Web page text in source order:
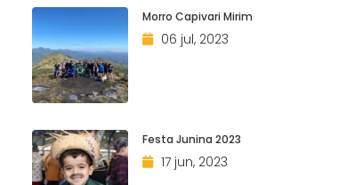
Morro Capivari Mirim
06 jul, 2023
Festa Junina 2023
17 jun, 2023